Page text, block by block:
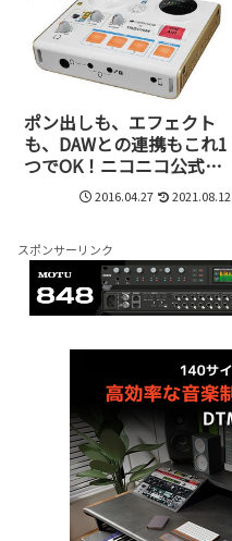
ポン出しも、エフェクト
も、DAWとの連携もこれ1
つでOK！ニコニコ公式放
送機材、TASCAM
MiNiSTUDIOが凄い！
2016.04.27 2021.08.12
スポンサーリンク